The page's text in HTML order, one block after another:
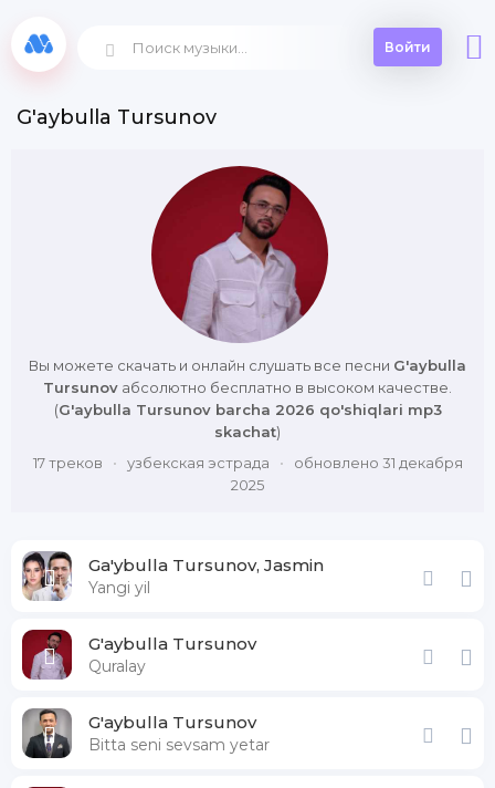
Войти
G'aybulla Tursunov
Вы можете скачать и онлайн слушать все песни G'aybulla
Tursunov абсолютно бесплатно в высоком качестве.
(G'aybulla Tursunov barcha 2026 qo'shiqlari mp3
skachat)
17 треков
• узбекская эстрада •
обновлено 31 декабря
2025
Ga'ybulla Tursunov, Jasmin
Yangi yil
G'aybulla Tursunov
Quralay
G'aybulla Tursunov
Bitta seni sevsam yetar